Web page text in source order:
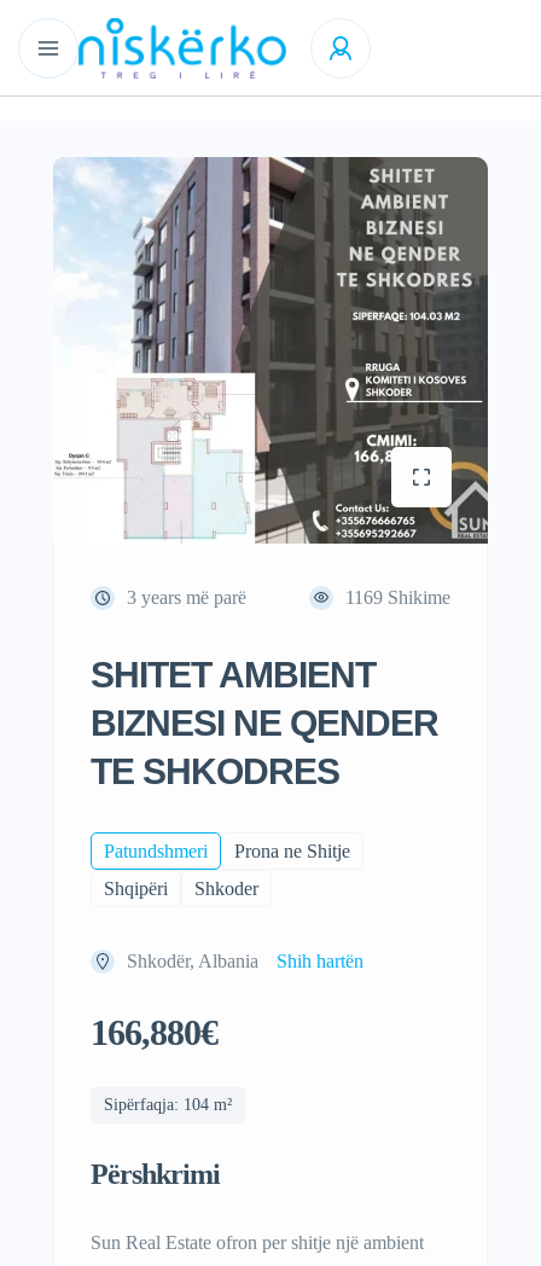
3 years më parë 1169 Shikime
SHITET AMBIENT
BIZNESI NE QENDER
TE SHKODRES
Patundshmeri
Prona ne Shitje
Shqipëri
Shkoder
Shkodër, Albania Shih hartën
166,880€
Sipërfaqja: 104 m²
Përshkrimi
Sun Real Estate ofron per shitje një ambient